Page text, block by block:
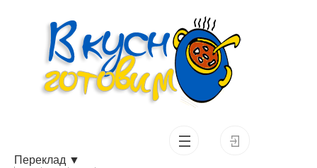
Переклад ▼